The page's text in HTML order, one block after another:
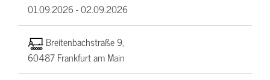
01.09.2026 -02.09.2026
Breitenbachstraße 9,
60487 Frankfurt am Main